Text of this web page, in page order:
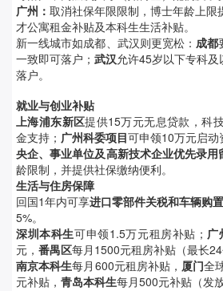
广州： 取消社保年限限制，博士年龄上限
才公寓租金补贴及本科生生活补贴。
新一线城市如成都、武汉则更宽松：成都
一致即可落户； 武汉允许45岁以下专科
落户。
就业与创业补贴
上海浦东新区提供15万元无息贷款，科
金支持； 广州科委项目可申领10万元启动
央企、事业单位及高新技术企业优先录用
龄限制，并提供社保缴纳便利。
生活与住房保障
回国1年内可享进口零部件关税和车辆购
5%。
深圳本科生可申领1.5万元租房补贴； 广
元， 番禺区每月1500元租房补贴（最长24
南京本科生每月600元租房补贴， 厦门全
元补贴， 青岛本科生每月500元补贴（发